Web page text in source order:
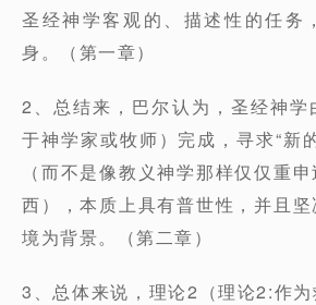
圣经神学客观的、描述性的任务
身。（第一章）
2、总结来，巴尔认为，圣经神学
于神学家或牧师）完成，寻求“新
（而不是像教义神学那样仅仅重
西），本质上具有普世性，并且
境为背景。（第二章）
3、总体来说，理论2（理论2:作